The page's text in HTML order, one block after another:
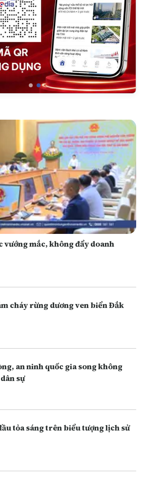
vướng mắc, không đẩy doanh
cháy rừng dương ven biển Đắk
an ninh quốc gia song không
sự
tỏa sáng trên biểu tượng lịch sử